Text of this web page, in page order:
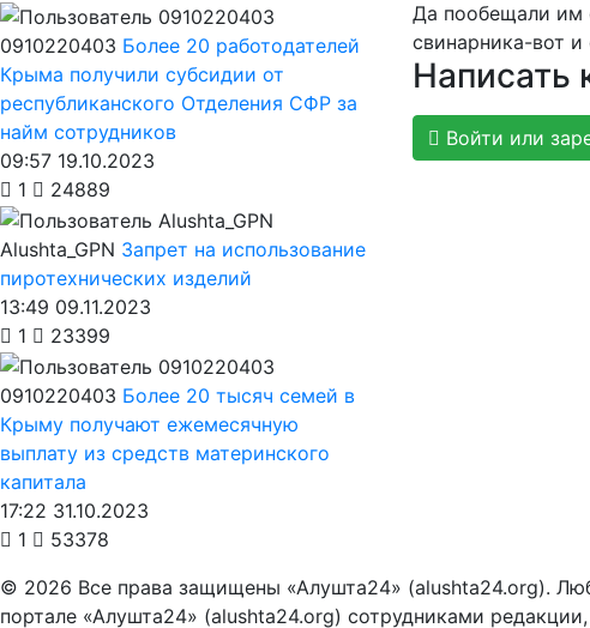
Да пообещали им
свинарника-вот и
Написать
Войти или
0910220403 Более 20 работодателей
Крыма получили субсидии от
республиканского Отделения СФР за
найм сотрудников
09:57 19.10.2023
1
24889
Alushta_GPN Запрет на использование
пиротехнических изделий
13:49 09.11.2023
1
23399
0910220403 Более 20 тысяч семей в
Крыму получают ежемесячную
выплату из средств материнского
капитала
17:22 31.10.2023
1
53378
© 2026 Все права защищены «Алушта24» (alushta24.org).
портале «Алушта24» (alushta24.org) сотрудниками